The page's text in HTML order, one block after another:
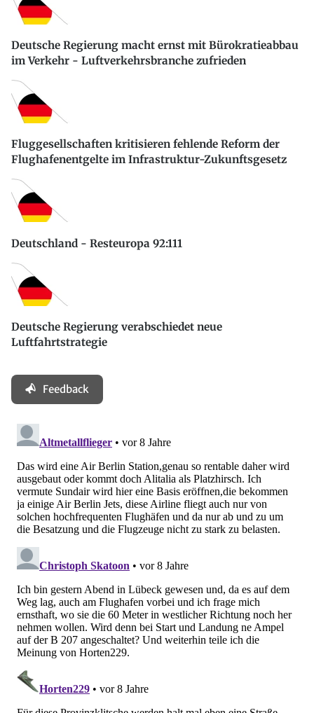
Deutsche Regierung macht ernst mit Bürokratieabbau
im Verkehr - Luftverkehrsbranche zufrieden
Fluggesellschaften kritisieren fehlende Reform der
Flughafenentgelte im Infrastruktur-Zukunftsgesetz
Deutschland - Resteuropa 92:111
Deutsche Regierung verabschiedet neue
Luftfahrtstrategie
Feedback